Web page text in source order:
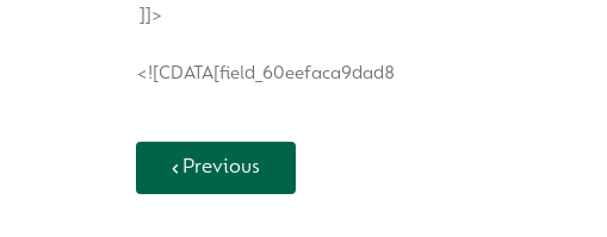
]]>
<![CDATA[field_60eefaca9dad8
Previous